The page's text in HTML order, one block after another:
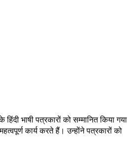
भाषी पत्रकारों को सम्मानित किया गया
कार्य करते हैं। उन्होंने पत्रकारों को